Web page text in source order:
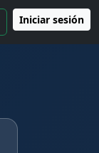
Iniciar sesión